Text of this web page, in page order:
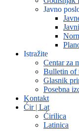
Javno
Istražite
Centar za
Bulletin of
Glasnik
Posebna
Kontakt
Ćir | Lat
Ćirilica
Latinica